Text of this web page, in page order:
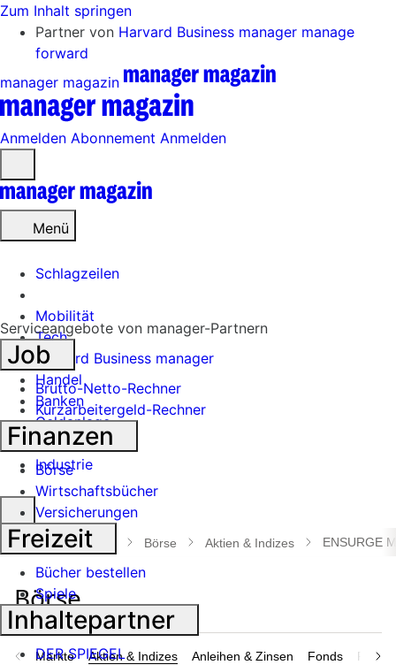
Zum Inhalt springen
Partner von Harvard Business manager manage
forward
manager magazin
Anmelden Abonnement Anmelden
öffnen
Menü
Schlagzeilen
Mobilität
Tech
Harvard Business manager
Handel
Banken
Geldanlage
Börse
Industrie
Suche
öffnen
manager magazin Börse Aktien & Indizes ENSURGE
Märkte Aktien & Indizes Anleihen & Zinsen Fonds
Serviceangebote von manager-Partnern
Job
Brutto-Netto-Rechner
Kurzarbeitergeld-Rechner
Finanzen
Börse
Wirtschaftsbücher
Versicherungen
Freizeit
Bücher bestellen
Spiele
Inhaltepartner
DER SPIEGEL